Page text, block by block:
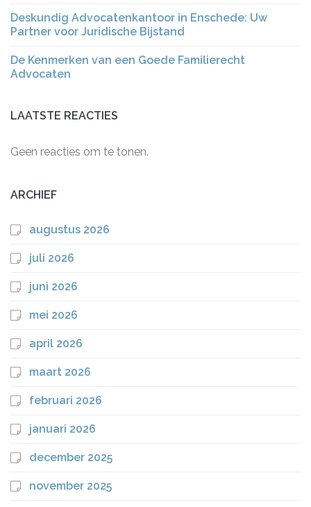
Deskundig Advocatenkantoor in Enschede: Uw
Partner voor Juridische Bijstand
De Kenmerken van een Goede Familierecht
Advocaten
LAATSTE REACTIES
Geen reacties om te tonen.
ARCHIEF
augustus 2026
juli 2026
juni 2026
mei 2026
april 2026
maart 2026
februari 2026
januari 2026
december 2025
november 2025